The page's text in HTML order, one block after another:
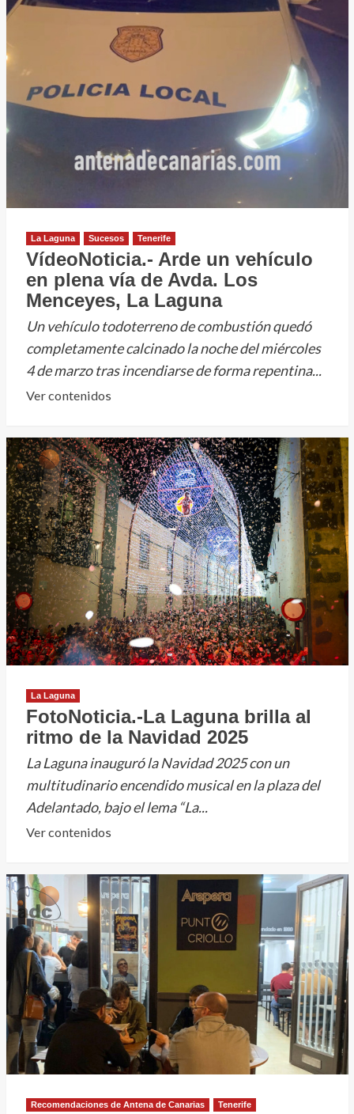
La Laguna Sucesos Tenerife
VídeoNoticia.- Arde un vehículo
en plena vía de Avda. Los
Menceyes, La Laguna
Un vehículo todoterreno de combustión quedó
completamente calcinado la noche del miércoles
4 de marzo tras incendiarse de forma repentina...
Ver contenidosLeer
sobre
VídeoNoticia.-
Arde
un
vehículo
en
plena
vía
de
Avda.
Los
Menceyes,
La Laguna
FotoNoticia.-La Laguna brilla al
ritmo de la Navidad 2025
La Laguna inauguró la Navidad 2025 con un
multitudinario encendido musical en la plaza del
Adelantado, bajo el lema “La...
Ver contenidosLeer
sobre
FotoNoticia.-
La
Laguna
brilla
al
ritmo
de
la
Navidad
2025
Recomendaciones de Antena de Canarias Tenerife